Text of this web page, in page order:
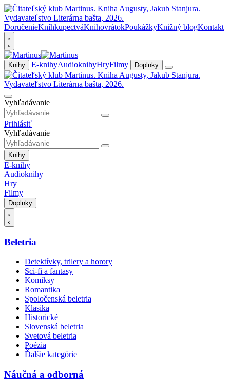
DoručenieKníhkupectváKnihovrátokPoukážkyKnižný blogKontakt
Knihy E-knihyAudioknihyHryFilmy Doplnky
Vyhľadávanie
Prihlásiť
Vyhľadávanie
Knihy
E-knihy
Audioknihy
Hry
Filmy
Doplnky
Beletria
Detektívky, trilery a horory
Sci-fi a fantasy
Komiksy
Romantika
Spoločenská beletria
Klasika
Historické
Slovenská beletria
Svetová beletria
Poézia
Ďalšie kategórie
Náučná a odborná